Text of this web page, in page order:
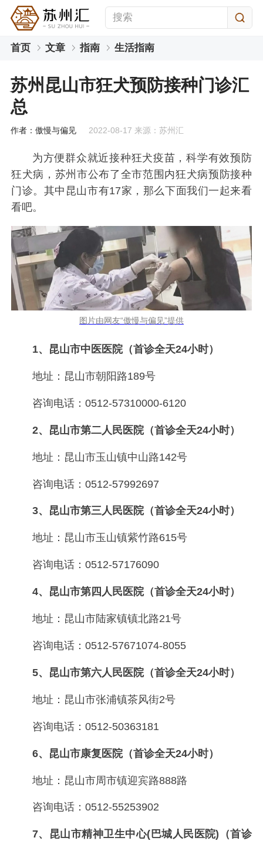
首页 文章 指南 生活指南
苏州昆山市狂犬预防接种门诊汇
总
作者：傲慢与偏见 2022-08-17 来源：苏州汇
为方便群众就近接种狂犬疫苗，科学有效预防
狂犬病，苏州市公布了全市范围内狂犬病预防接种
门诊。其中昆山市有17家，那么下面我们一起来看
看吧。
图片由网友“傲慢与偏见”提供
1、昆山市中医医院（首诊全天24小时）
地址：昆山市朝阳路189号
咨询电话：0512-57310000-6120
2、昆山市第二人民医院（首诊全天24小时）
地址：昆山市玉山镇中山路142号
咨询电话：0512-57992697
3、昆山市第三人民医院（首诊全天24小时）
地址：昆山市玉山镇紫竹路615号
咨询电话：0512-57176090
4、昆山市第四人民医院（首诊全天24小时）
地址：昆山市陆家镇镇北路21号
咨询电话：0512-57671074-8055
5、昆山市第六人民医院（首诊全天24小时）
地址：昆山市张浦镇茶风街2号
咨询电话：0512-50363181
6、昆山市康复医院（首诊全天24小时）
地址：昆山市周市镇迎宾路888路
咨询电话：0512-55253902
7、昆山市精神卫生中心(巴城人民医院)（首诊